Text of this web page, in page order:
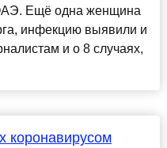
Ещё одна женщина
инфекцию выявили и
и о 8 случаях,
коронавирусом